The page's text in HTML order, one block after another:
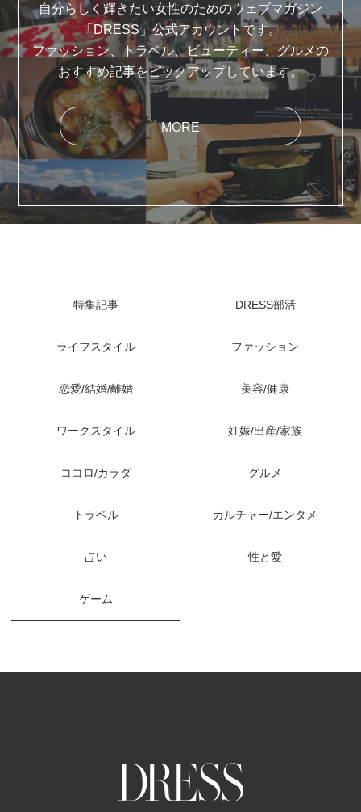
自分らしく輝きたい女性のためのウェブマガジン
「DRESS」公式アカウントです。
ファッション、トラベル、ビューティー、グルメの
おすすめ記事をピックアップしています。
MORE
特集記事 DRESS部活
ライフスタイル ファッション
恋愛/結婚/離婚 美容/健康
ワークスタイル 妊娠/出産/家族
ココロ/カラダ グルメ
トラベル カルチャー/エンタメ
占い 性と愛
ゲーム